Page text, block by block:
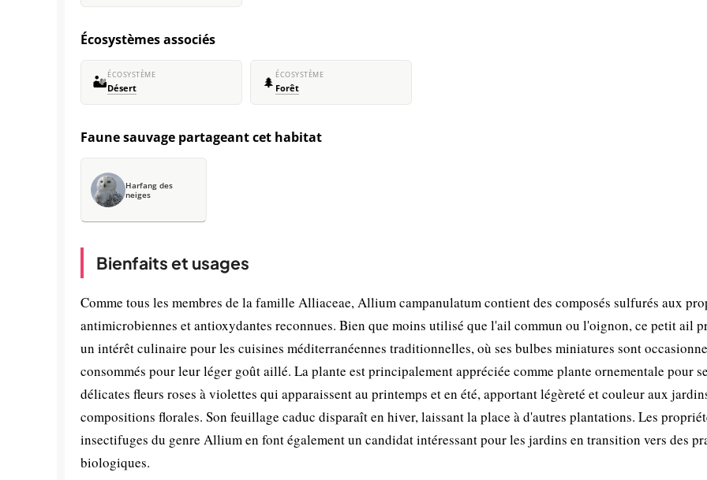
Écosystèmes associés
🏜️ÉCOSYSTÈME
Désert 🌲 ÉCOSYSTÈME
Forêt
Faune sauvage partageant cet habitat
Harfang des
neiges
Bienfaits et usages
Comme tous les membres de la famille Alliaceae, Allium campanulatum contient des composés sulfurés aux
antimicrobiennes et antioxydantes reconnues. Bien que moins utilisé que l'ail commun ou l'oignon, ce petit ail
un intérêt culinaire pour les cuisines méditerranéennes traditionnelles, où ses bulbes miniatures sont
consommés pour leur léger goût aillé. La plante est principalement appréciée comme plante ornementale pour
délicates fleurs roses à violettes qui apparaissent au printemps et en été, apportant légèreté et couleur aux
compositions florales. Son feuillage caduc disparaît en hiver, laissant la place à d'autres plantations. Les
insectifuges du genre Allium en font également un candidat intéressant pour les jardins en transition vers des
biologiques.